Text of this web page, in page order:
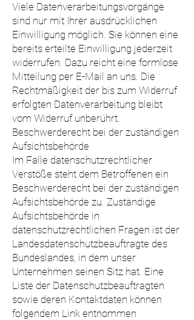
Viele Datenverarbeitungsvorgänge
sind nur mit Ihrer ausdrücklichen
Einwilligung möglich. Sie können eine
bereits erteilte Einwilligung jederzeit
widerrufen. Dazu reicht eine formlose
Mitteilung per E-Mail an uns. Die
Rechtmäßigkeit der bis zum Widerruf
erfolgten Datenverarbeitung bleibt
vom Widerruf unberührt.
Beschwerderecht bei der zuständigen
Aufsichtsbehörde
Im Falle datenschutzrechtlicher
Verstöße steht dem Betroffenen ein
Beschwerderecht bei der zuständigen
Aufsichtsbehörde zu. Zuständige
Aufsichtsbehörde in
datenschutzrechtlichen Fragen ist der
Landesdatenschutzbeauftragte des
Bundeslandes, in dem unser
Unternehmen seinen Sitz hat. Eine
Liste der Datenschutzbeauftragten
sowie deren Kontaktdaten können
folgendem Link entnommen